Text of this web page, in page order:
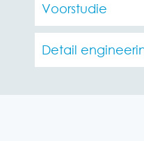
Voorstudie
Detail